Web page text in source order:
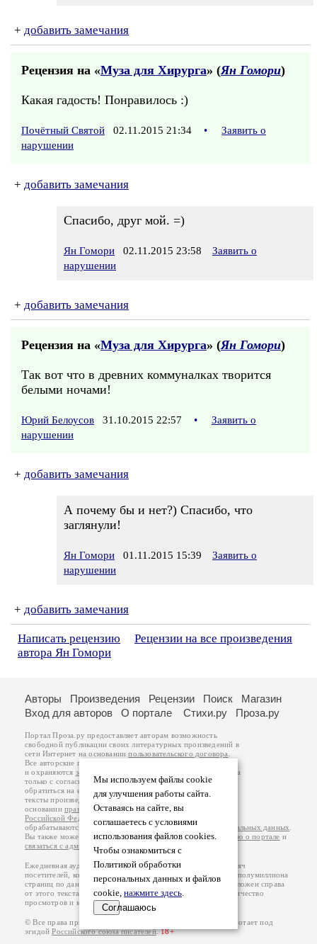
+ добавить замечания
Рецензия на «Муза для Хирурга» (Ян Гомори)
Какая гадость! Понравилось :)
Почётный Святой 02.11.2015 21:34 •
Заявить о
нарушении
+ добавить замечания
Спасибо, друг мой. =)
Ян Гомори 02.11.2015 23:58
Заявить о
нарушении
+ добавить замечания
Рецензия на «Муза для Хирурга» (Ян Гомори)
Так вот что в древних коммуналках творится
белыми ночами!
Юрий Белоусов 31.10.2015 22:57 •
Заявить о
нарушении
+ добавить замечания
А почему бы и нет?) Спасибо, что
заглянули!
Ян Гомори 01.11.2015 15:39
Заявить о
нарушении
+ добавить замечания
Написать рецензию
Рецензии на все произведения
автора Ян Гомори
Мы используем файлы cookie
для улучшения работы сайта.
Оставаясь на сайте, вы
соглашаетесь с условиями
использования файлов cookies.
Чтобы ознакомиться с
Политикой обработки
персональных данных и файлов
cookie, нажмите здесь.
Соглашаюсь
Авторы Произведения Рецензии Поиск
Магазин
Вход для авторов
О портале Стихи.ру Проза.ру
Портал Проза.ру предоставляет авторам возможность
свободной публикации своих литературных произведений в
сети Интернет на основаниипользовательского договора
Все авторские права на произведения принадлежат авторам
и охраняются законом
. Перепечатка произведений возможна
только с согласия его автора, к которому вы можете
обратиться на его авторской странице. Ответственность за
тексты произведений авторы несут самостоятельно на
основанииправил публикацииизаконодательства
Российской Федерации
обрабатываются на основанииПолитики обработки персональных данных
Вы также можете посмотреть более подробнуюинформацию о портале и
связаться с администрацией
Ежедневная аудитория портала Проза.ру – порядка 100 тысяч
посетителей, которые в общей сумме просматривают более полумиллиона
страниц по данным счетчика посещаемости, который расположен справа
от этого текста. В каждой графе указано по две цифры: количество
просмотров и количество посетителей.
© Все права принадлежат авторам, 2000-2026. Портал работает под
эгидойРоссийского союза писателей.18+